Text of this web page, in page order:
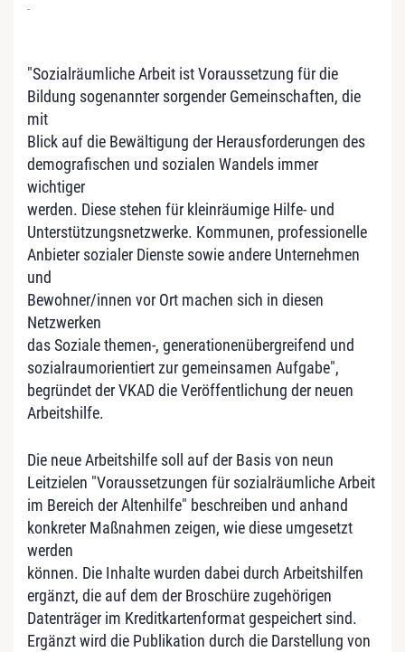
-
"Sozialräumliche Arbeit ist Voraussetzung für die
Bildung sogenannter sorgender Gemeinschaften, die
mit
Blick auf die Bewältigung der Herausforderungen des
demografischen und sozialen Wandels immer
wichtiger
werden. Diese stehen für kleinräumige Hilfe- und
Unterstützungsnetzwerke. Kommunen, professionelle
Anbieter sozialer Dienste sowie andere Unternehmen
und
Bewohner/innen vor Ort machen sich in diesen
Netzwerken
das Soziale themen-, generationenübergreifend und
sozialraumorientiert zur gemeinsamen Aufgabe",
begründet der VKAD die Veröffentlichung der neuen
Arbeitshilfe.
Die neue Arbeitshilfe soll auf der Basis von neun
Leitzielen "Voraussetzungen für sozialräumliche Arbeit
im Bereich der Altenhilfe" beschreiben und anhand
konkreter Maßnahmen zeigen, wie diese umgesetzt
werden
können. Die Inhalte wurden dabei durch Arbeitshilfen
ergänzt, die auf dem der Broschüre zugehörigen
Datenträger im Kreditkartenformat gespeichert sind.
Ergänzt wird die Publikation durch die Darstellung von